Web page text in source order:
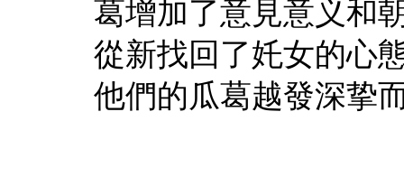
葛增加了意見意义和
從新找回了奼女的心
他們的瓜葛越發深挚